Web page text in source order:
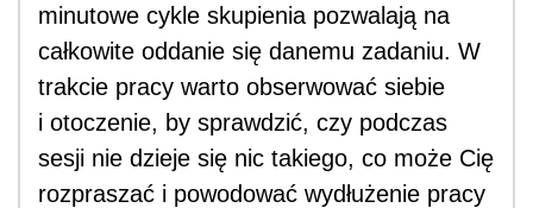
minutowe cykle skupienia pozwalają na
całkowite oddanie się danemu zadaniu. W
trakcie pracy warto obserwować siebie
i otoczenie, by sprawdzić, czy podczas
sesji nie dzieje się nic takiego, co może Cię
rozpraszać i powodować wydłużenie pracy